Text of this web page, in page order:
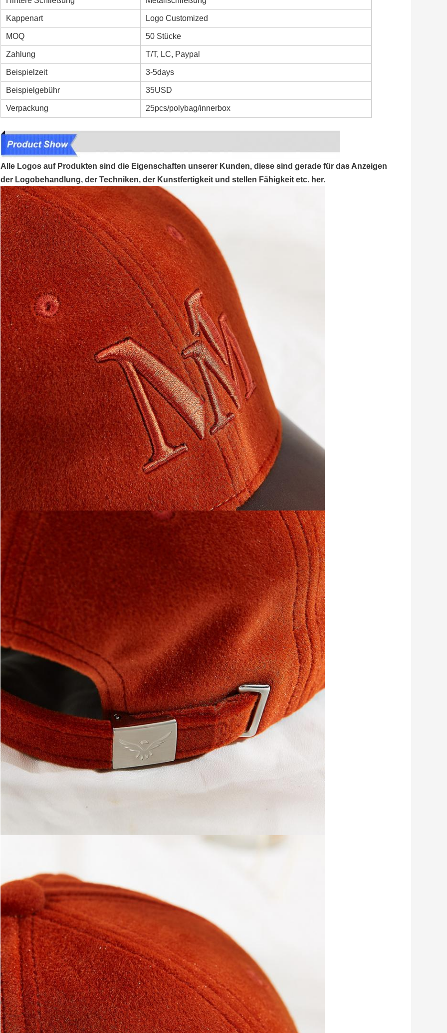
Kappenart Logo Customized
MOQ 50 Stücke
Zahlung T/T, LC, Paypal
Beispielzeit 3-5days
Beispielgebühr 35USD
Verpackung 25pcs/polybag/innerbox
Alle Logos auf Produkten sind die Eigenschaften unserer Kunden, diese sind gerade für das Anzeigen
der Logobehandlung, der Techniken, der Kunstfertigkeit und stellen Fähigkeit etc. her.